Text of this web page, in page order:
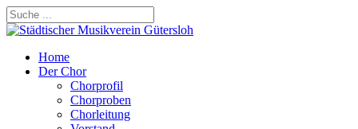
Skip
to
content
Close
search
Menu
Home
Der Chor
Chorprofil
Chorproben
Chorleitung